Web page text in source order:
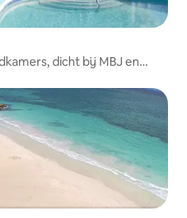
dicht bij MBJ en